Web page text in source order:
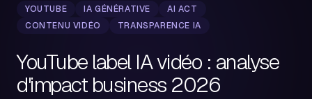
YOUTUBE IA GÉNÉRATIVE
AI ACT
CONTENU VIDÉO
TRANSPARENCE IA
YouTube label IA vidéo : analyse
d'impact business 2026